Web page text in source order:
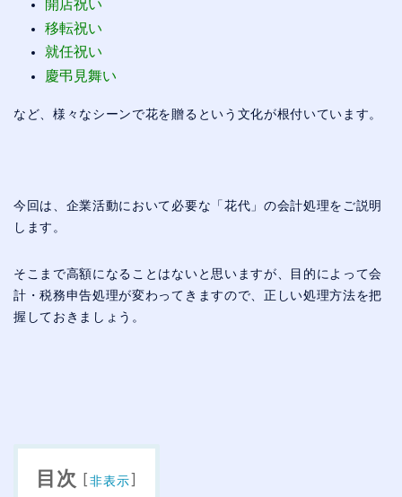
開店祝い
移転祝い
就任祝い
慶弔見舞い
など、様々なシーンで花を贈るという文化が根付いています。
今回は、企業活動において必要な「花代」の会計処理をご説明
します。
そこまで高額になることはないと思いますが、目的によって会
計・税務申告処理が変わってきますので、正しい処理方法を把
握しておきましょう。
目次 [非表示]